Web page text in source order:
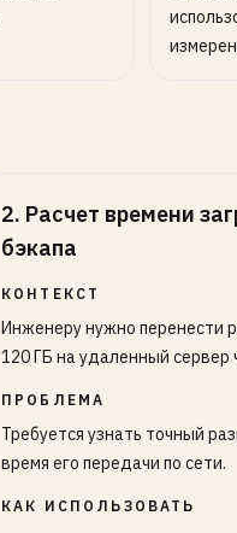
2. Расчет времени
бэкапа
КОНТЕКСТ
Инженеру нужно перенести
120 ГБ на удаленный сервер
ПРОБЛЕМА
Требуется узнать точный
время его передачи по сети.
КАК ИСПОЛЬЗОВАТЬ